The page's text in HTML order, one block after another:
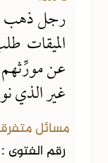
رجل ذهب
الميقات
عن
غير الذي
مسائل
رقم الفتوى :